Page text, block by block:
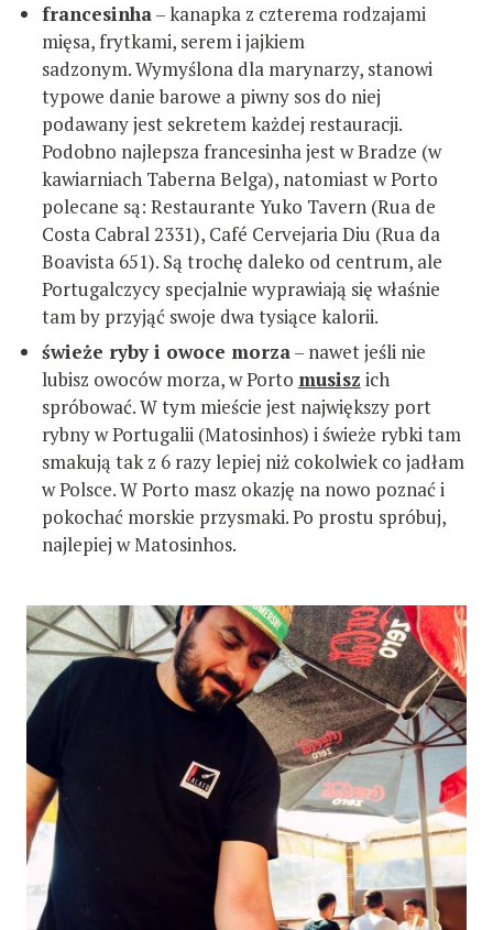
francesinha– kanapka z czterema rodzajami
mięsa, frytkami, serem i jajkiem
sadzonym. Wymyślona dla marynarzy, stanowi
typowe danie barowe a piwny sos do niej
podawany jest sekretem każdej restauracji.
Podobno najlepsza francesinha jest w Bradze (w
kawiarniach Taberna Belga), natomiast w Porto
polecane są: Restaurante Yuko Tavern (Rua de
Costa Cabral 2331), Café Cervejaria Diu (Rua da
Boavista 651). Są trochę daleko od centrum, ale
Portugalczycy specjalnie wyprawiają się właśnie
tam by przyjąć swoje dwa tysiące kalorii.
świeże ryby i owoce morza– nawet jeśli nie
lubisz owoców morza, w Porto musisz ich
spróbować. W tym mieście jest największy port
rybny w Portugalii (Matosinhos) i świeże rybki tam
smakują tak z 6 razy lepiej niż cokolwiek co jadłam
w Polsce. W Porto masz okazję na nowo poznać i
pokochać morskie przysmaki. Po prostu spróbuj,
najlepiej w Matosinhos.